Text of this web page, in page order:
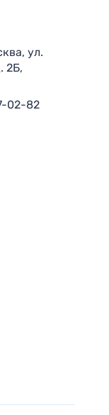
ул.
2Б,
02-82